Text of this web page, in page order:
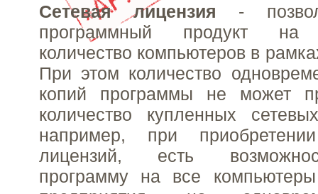
Сетевая лицензия -
программный продукт на
количество компьютеров в
При этом количество
копий программы не может
количество купленных
например, при
лицензий, есть
программу на все